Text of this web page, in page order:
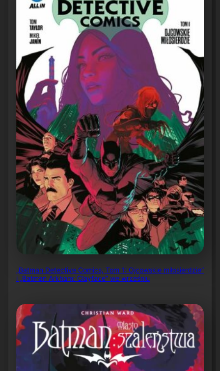
„Batman Detective Comics, Tom 1: Ojcowskie miłosierdzie”
i „Batman Arkham: Clayface” we wrześniu